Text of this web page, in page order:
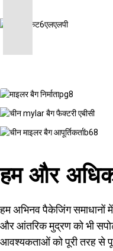
हम और
हम अभिनव पैकेजिंग समाधानों
और आंतरिक मुद्रण को भी
आवश्यकताओं को पूरी तरह से